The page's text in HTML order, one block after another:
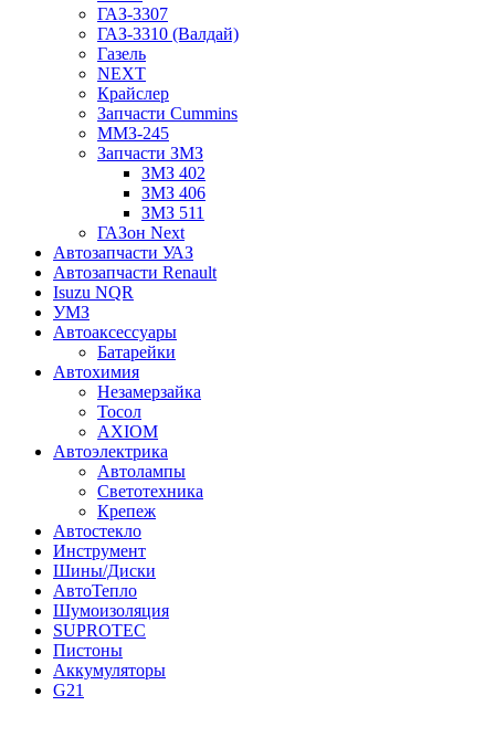
ГАЗ-3307
ГАЗ-3310 (Валдай)
Газель
NEXT
Крайслер
Запчасти Cummins
ММЗ-245
Запчасти ЗМЗ
ЗМЗ 402
ЗМЗ 406
ЗМЗ 511
ГАЗон Next
Автозапчасти УАЗ
Автозапчасти Renault
Isuzu NQR
УМЗ
Автоаксессуары
Батарейки
Автохимия
Незамерзайка
Тосол
AXIOM
Автоэлектрика
Автолампы
Светотехника
Крепеж
Автостекло
Инструмент
Шины/Диски
АвтоТепло
Шумоизоляция
SUPROTEC
Пистоны
Аккумуляторы
G21